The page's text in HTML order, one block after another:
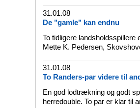
31.01.08
De "gamle" kan endnu
To tidligere
Mette K. Pedersen,
31.01.08
To Randers-par videre til
En god lodtrækning og godt
herredouble. To par er klar til